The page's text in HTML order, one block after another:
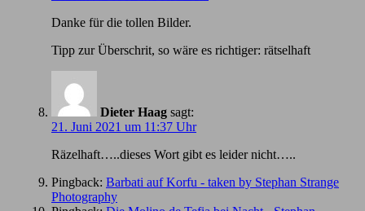
Danke für die tollen Bilder.
Tipp zur Überschrit, so wäre es richtiger: rätselhaft
Dieter Haag sagt:
21. Juni 2021 um 11:37 Uhr
Räzelhaft…..dieses Wort gibt es leider nicht…..
Pingback: Barbati auf Korfu - taken by Stephan Strange
Photography